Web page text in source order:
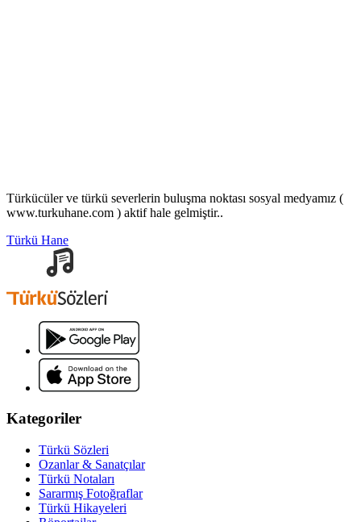
Türkücüler ve türkü severlerin buluşma noktası sosyal medyamız (
www.turkuhane.com ) aktif hale gelmiştir..
Türkü Hane
Kategoriler
Türkü Sözleri
Ozanlar & Sanatçılar
Türkü Notaları
Sararmış Fotoğraflar
Türkü Hikayeleri